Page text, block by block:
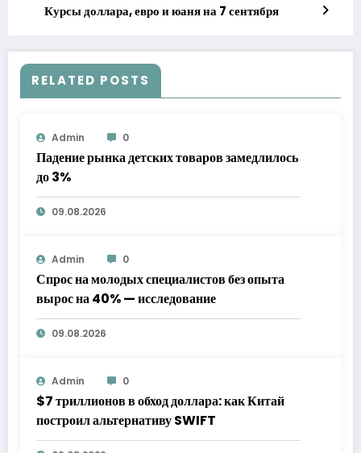
Курсы доллара, евро и юаня на 7 сентября
RELATED POSTS
Admin 0
Падение рынка детских товаров замедлилось
до 3%
09.08.2026
Admin 0
Спрос на молодых специалистов без опыта
вырос на 40% — исследование
09.08.2026
Admin 0
$7 триллионов в обход доллара: как Китай
построил альтернативу SWIFT